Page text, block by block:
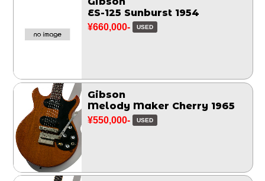
ES-125 Sunburst 1954
¥660,000- USED
Gibson
Melody Maker Cherry 1965
¥550,000- USED